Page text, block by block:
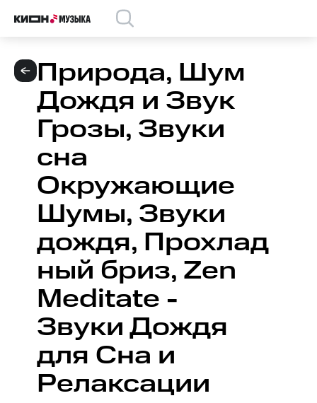
Природа, Шум
Дождя и Звук
Грозы, Звуки
сна
Окружающие
Шумы, Звуки
дождя, Прохлад
ный бриз, Zen
Meditate -
Звуки Дождя
для Сна и
Релаксации